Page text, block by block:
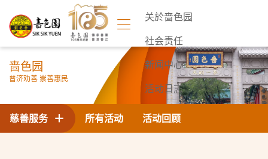
关於啬色园
社会责任
新闻中心
活动日志
联络我们
啬色园
普济劝善 崇善惠民
所有活动 活动回顾
慈善服务